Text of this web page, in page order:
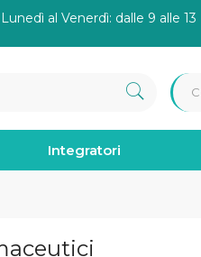
Lunedì al Venerdì: dalle 9 alle
Integratori